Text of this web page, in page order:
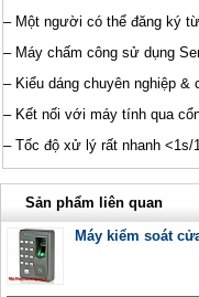
– Một người có thể đăng ký
– Máy chấm công sử dụng
– Kiểu dáng chuyên nghiệp &
– Kết nối với máy tính qua
– Tốc độ xử lý rất nhanh <1s/
Sản phẩm liên quan
Máy kiểm soát